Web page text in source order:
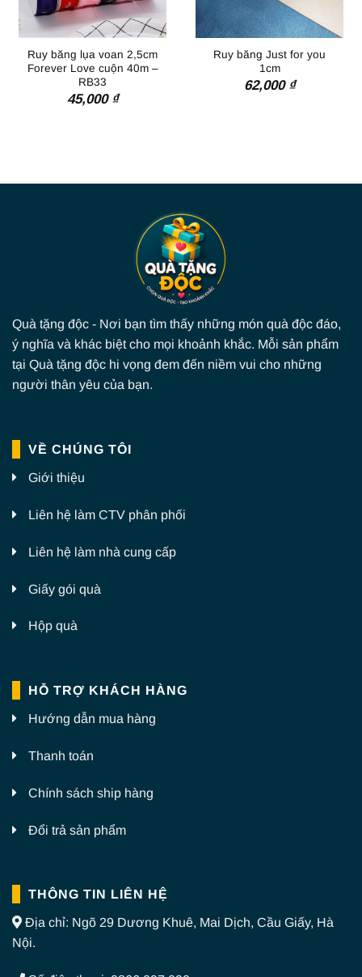
Ruy băng lụa voan 2,5cm
Forever Love cuộn 40m –
RB33
45,000 ₫
Ruy băng Just for you
1cm
62,000 ₫
Quà tặng độc - Nơi bạn tìm thấy những món quà độc đáo,
ý nghĩa và khác biệt cho mọi khoảnh khắc. Mỗi sản phẩm
tại Quà tặng độc hi vọng đem đến niềm vui cho những
người thân yêu của bạn.
VỀ CHÚNG TÔI
Giới thiệu
Liên hệ làm CTV phân phối
Liên hệ làm nhà cung cấp
Giấy gói quà
Hộp quà
HỖ TRỢ KHÁCH HÀNG
Hướng dẫn mua hàng
Thanh toán
Chính sách ship hàng
Đổi trả sản phẩm
THÔNG TIN LIÊN HỆ
Địa chỉ: Ngõ 29 Dương Khuê, Mai Dịch, Cầu Giấy, Hà
Nội.